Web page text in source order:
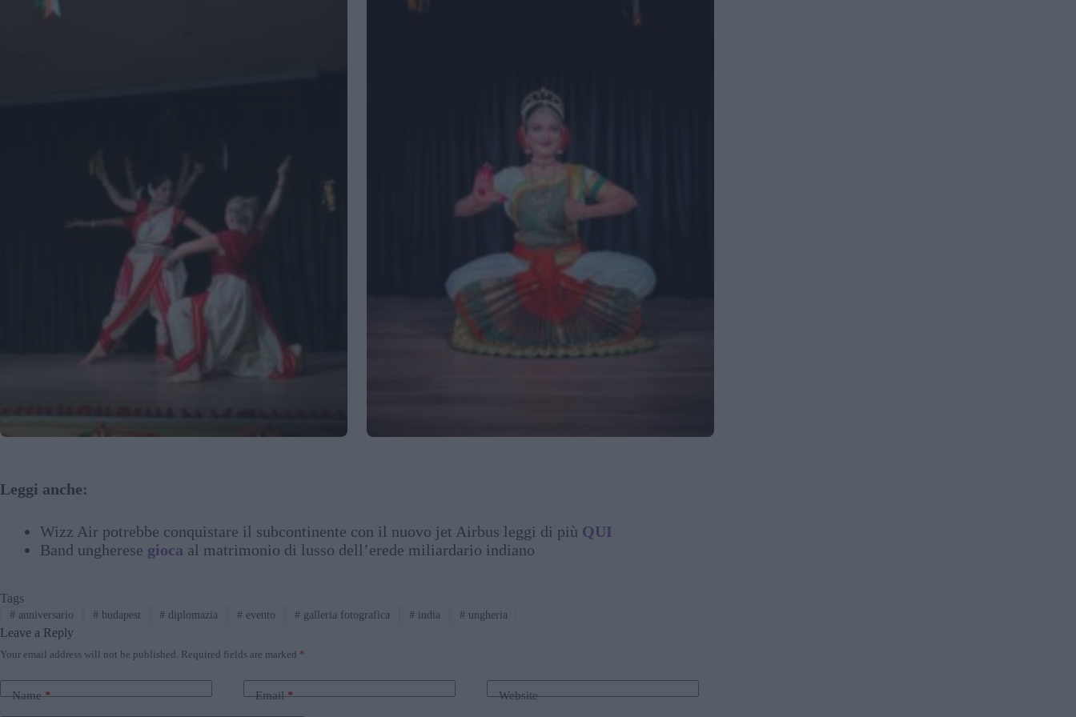
Leggi anche:
Wizz Air potrebbe conquistare il subcontinente con il nuovo jet Airbus leggi di più QUI
Band ungherese gioca al matrimonio di lusso dell’erede miliardario indiano
Tags
#anniversario #budapest # diplomazia # evento # galleria fotografica #india #ungheria
Leave a Reply
Your email address will not be published. Required fields are marked *
Name* Email* Website